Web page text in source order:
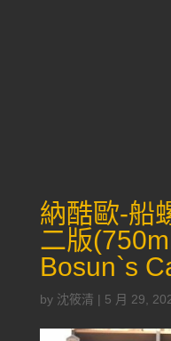
納酷歐-船
二版
Bosun`s
by 沈筱清 | 5 月 29,